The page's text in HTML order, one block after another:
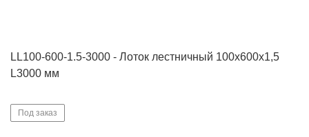
LL100-600-1.5-3000 - Лоток лестничный 100х600х1,5
L3000 мм
Под заказ